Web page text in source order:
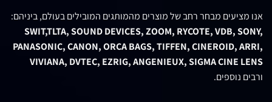
אנו מציעים מבחר רחב של מוצרים מהמותגים המובילים בעולם, ביניהם:
SWIT,TLTA, SOUND DEVICES, ZOOM, RYCOTE, VDB, SONY,
PANASONIC, CANON, ORCA BAGS, TIFFEN, CINEROID, ARRI,
VIVIANA, DVTEC, EZRIG, ANGENIEUX, SIGMA CINE LENS
ורבים נוספים.